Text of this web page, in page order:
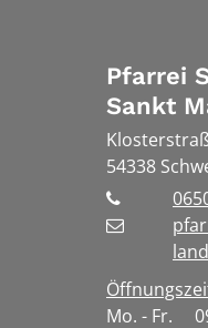
Pfarrei
Sankt
54338
Mo. - Fr.